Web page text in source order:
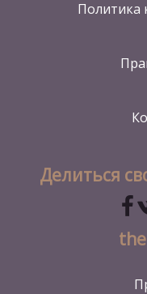
Политика
Делиться